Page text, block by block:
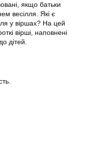
якщо батьки
весілля. Які є
у віршах? На цей
вірші, наповнені
дітей.